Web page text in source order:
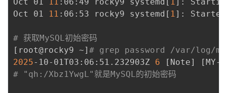
Oct 01
11 :06:53 rocky9 systemd [ 1] : Started
# 获取MySQL初始密码
[ root@rocky9 ~] # grep password /var/log/
2025-10-01T03:06:51.232903Z 6 [ Note] [ MY-
# "qh:/Xbz1YwgL"就是MySQL的初始密码